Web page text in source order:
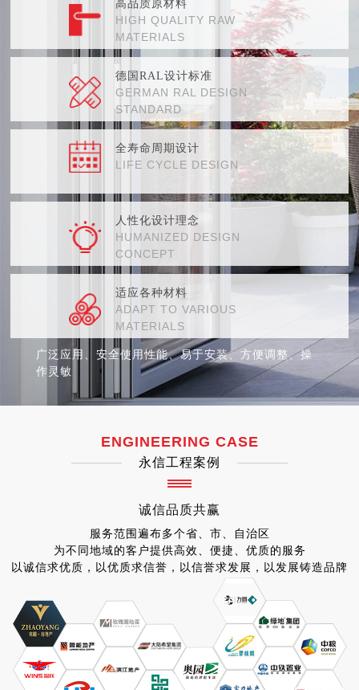
高品质原材料
HIGH QUALITY RAW
MATERIALS
德国RAL设计标准
GERMAN RAL DESIGN
STANDARD
全寿命周期设计
LIFE CYCLE DESIGN
人性化设计理念
HUMANIZED DESIGN
CONCEPT
适应各种材料
ADAPT TO VARIOUS
MATERIALS
广泛应用、安全使用性能、易于安装、方便调整、操
作灵敏
ENGINEERING CASE
永信工程案例
诚信品质共赢
服务范围遍布多个省、市、自治区
为不同地域的客户提供高效、便捷、优质的服务
以诚信求优质，以优质求信誉，以信誉求发展，以发展铸造品牌